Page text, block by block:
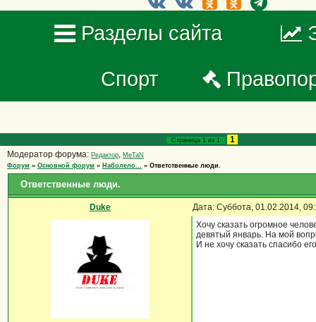
Разделы сайта
Спорт
Страница 1 из 1
1
Модератор форума: Редактор, MeTaN
Форум » Основной форум » Наболело... » Ответственные люди.
Ответственные люди.
Duke Дата: Суббота, 01.02.2014,
Хочу сказать огромное
девятый январь. На мой
И не хочу сказать спасибо